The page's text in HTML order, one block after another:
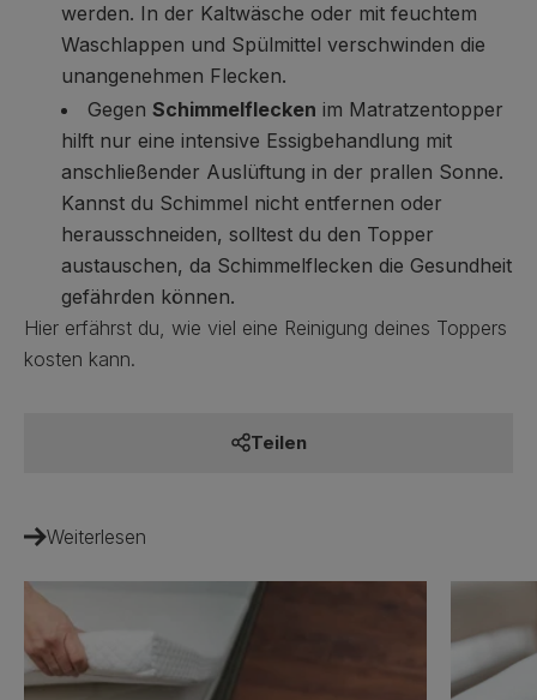
werden. In der Kaltwäsche oder mit feuchtem
Waschlappen und Spülmittel verschwinden die
unangenehmen Flecken.
Gegen Schimmelflecken im Matratzentopper
hilft nur eine intensive Essigbehandlung mit
anschließender Auslüftung in der prallen Sonne.
Kannst du Schimmel nicht entfernen oder
herausschneiden, solltest du den Topper
austauschen, da Schimmelflecken die Gesundheit
gefährden können.
Hier erfährst du, wie viel eine Reinigung deines Toppers
kosten kann.
Teilen
Weiterlesen